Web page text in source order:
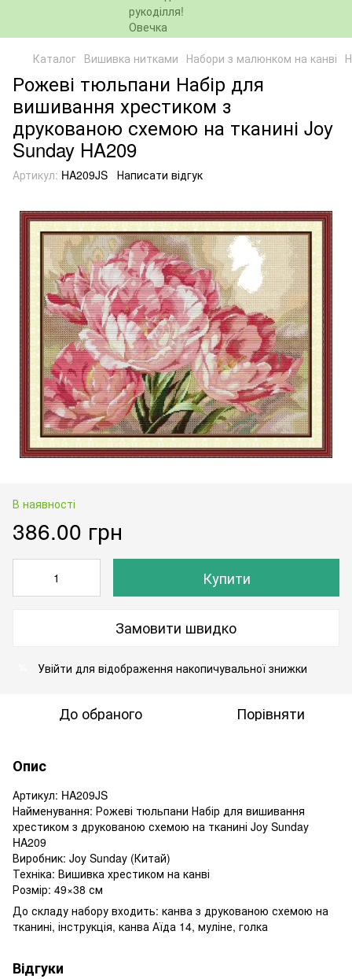
Каталог Вишивка нитками Набори з малюнком на канві
Рожеві тюльпани Набір для
вишивання хрестиком з
друкованою схемою на тканині Joy
Sunday HA209
Артикул: HA209JS Написати відгук
В наявності
386.00 грн
Купити
Замовити швидко
Увійти для відображення накопичувальної знижки
До обраного Порівняти
Опис
Артикул: HA209JS
Найменування: Рожеві тюльпани Набір для вишивання
хрестиком з друкованою схемою на тканині Joy Sunday
HA209
Виробник: Joy Sunday (Китай)
Техніка: Вишивка хрестиком на канві
Розмір: 49×38 см
До складу набору входить: канва з друкованою схемою на
тканині, інструкція, канва Аїда 14, муліне, голка
Відгуки